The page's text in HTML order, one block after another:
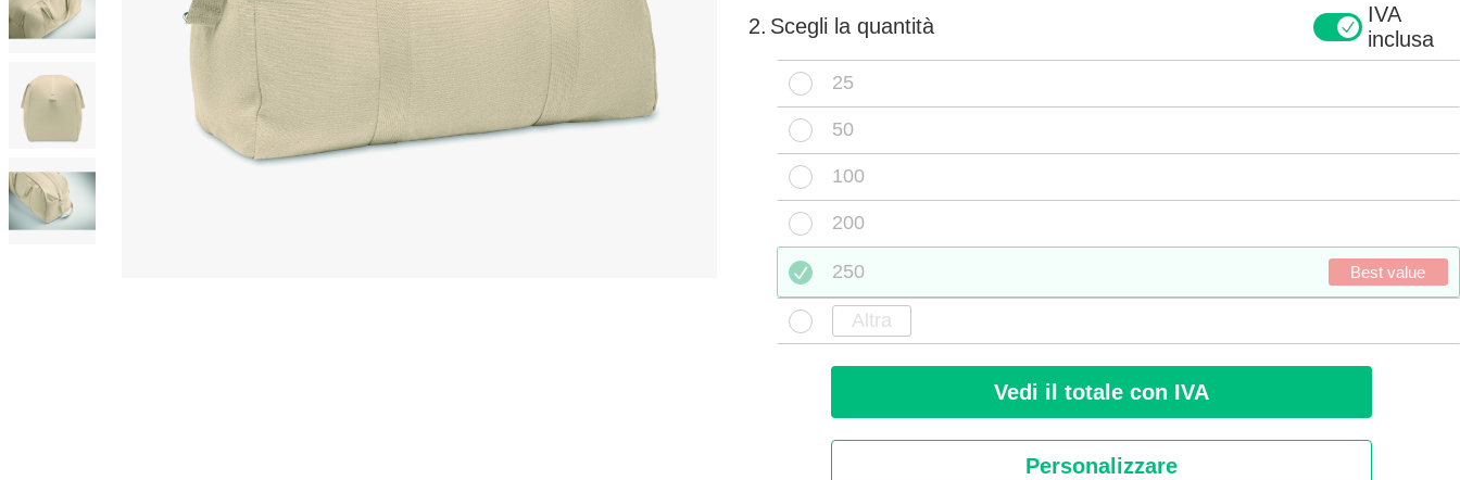
2. Scegli la quantità
IVA
inclusa
25
50
100
200
250 Best value
Vedi il totale con IVA
Personalizzare